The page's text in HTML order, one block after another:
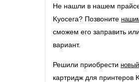
Не нашли в нашем
Kyocera? Позвоните
сможем его заправить
вариант.
Решили приобрести
картридж для принтеров